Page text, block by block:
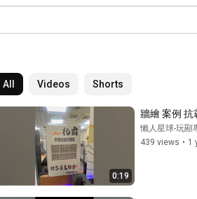
All Videos Shorts
0:19
牆繪 案例
懶人星球-玩顯
439 views • 1